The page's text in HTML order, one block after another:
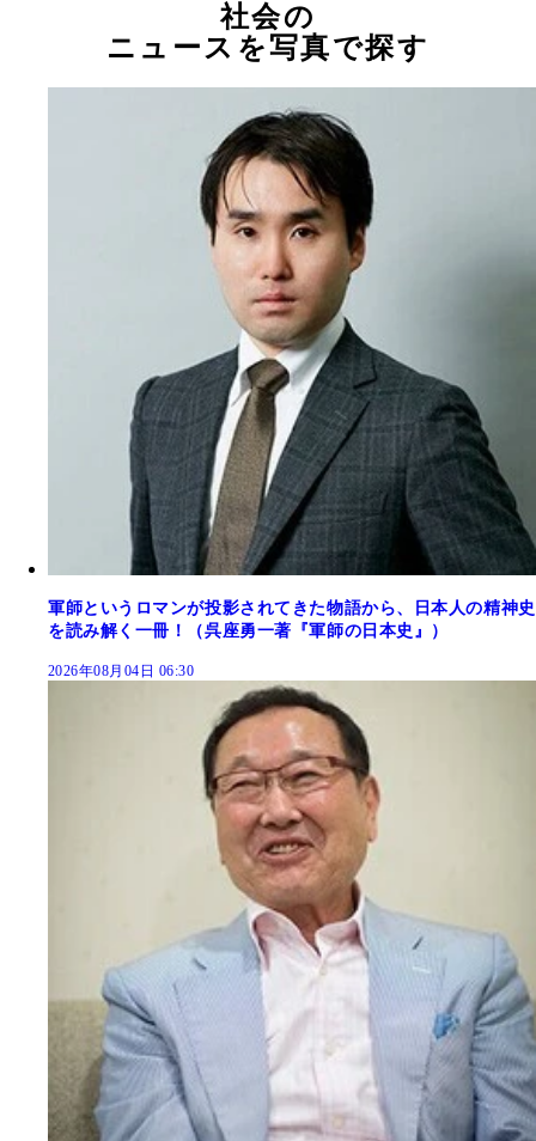
社会の
ニュースを写真で探す
軍師というロマンが投影されてきた物語から、日本人の精神史
を読み解く一冊！（呉座勇一著『軍師の日本史』）
2026年08月04日 06:30